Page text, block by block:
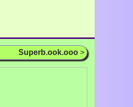
Superb.ook.ooo >